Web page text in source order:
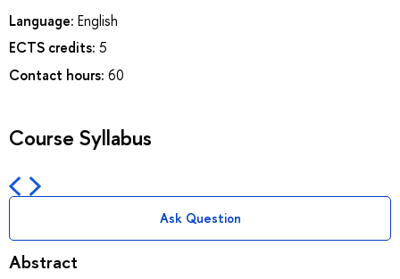
Language: English
ECTS credits: 5
Contact hours: 60
Course Syllabus
Ask Question
Abstract